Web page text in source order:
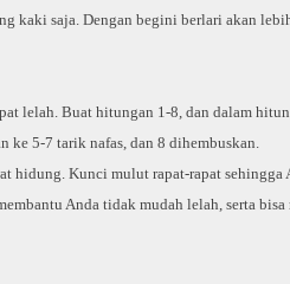
kaki saja. Dengan begini berlari akan
lelah. Buat hitungan 1-8, dan dalam
ke 5-7 tarik nafas, dan 8 dihembuskan.
hidung. Kunci mulut rapat-rapat sehingga
Anda tidak mudah lelah, serta bisa